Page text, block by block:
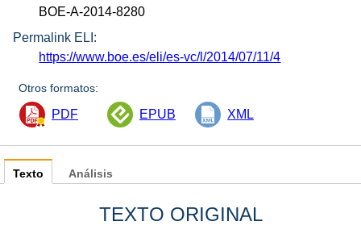
BOE-A-2014-8280
Permalink ELI:
https://www.boe.es/eli/es-vc/l/2014/07/11/4
Otros formatos:
PDF EPUB XML
Texto
TEXTO ORIGINAL
Análisis